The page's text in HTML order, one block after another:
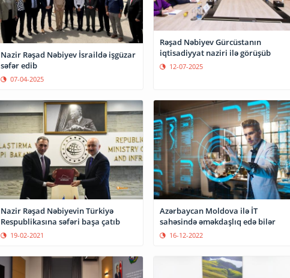
Nazir Rəşad Nəbiyev İsraildə işgüzar
səfər edib
07-04-2025
Rəşad Nəbiyev Gürcüstanın
iqtisadiyyat naziri ilə görüşüb
12-07-2025
Nazir Rəşad Nəbiyevin Türkiyə
Respublikasına səfəri başa çatıb
19-02-2021
Azərbaycan Moldova ilə İT
sahəsində əməkdaşlıq edə bilər
16-12-2022